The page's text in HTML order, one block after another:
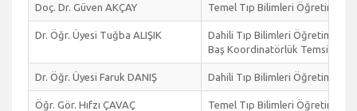
Doç. Dr. Güven AKÇAY Temel Tıp Bilimleri Öğretim
Dr. Öğr. Üyesi Tuğba ALIŞIK
Dahili Tıp Bilimleri Öğretim
Baş Koordinatörlük Temsilcisi
Dr. Öğr. Üyesi Faruk DANIŞ Dahili Tıp Bilimleri Öğretim
Öğr. Gör. Hıfzı ÇAVAÇ Temel Tıp Bilimleri Öğretim